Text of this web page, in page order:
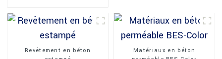
Revêtement en béton
Matériaux en béton